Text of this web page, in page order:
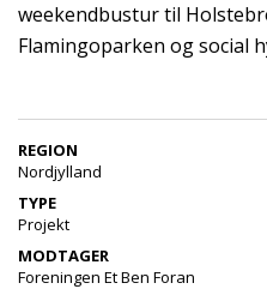
weekendbustur til
Flamingoparken og social
REGION
Nordjylland
TYPE
Projekt
MODTAGER
Foreningen Et Ben Foran